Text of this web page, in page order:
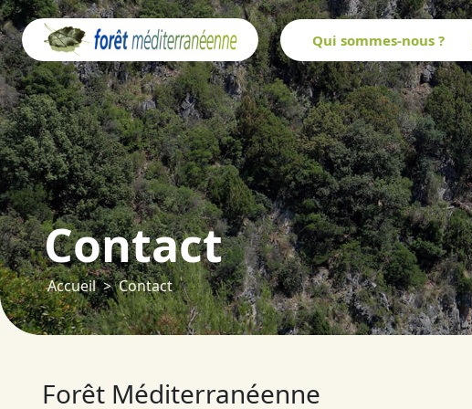
Qui sommes-nous ?
Contact
Accueil Contact
Forêt Méditerranéenne
Panneau de gestion des cookies